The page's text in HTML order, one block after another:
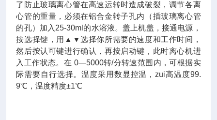
了防止玻璃离心管在高速运转时造成破裂，调节各离
心管的重量，必须在铝合金转子孔内（插玻璃离心管
的孔）加入25-30ml的水溶液。盖上机盖，接通电源，
按选择键，用▲ ▼选择你所需要的速度和工作时间，
然后按认可键进行确认，再按启动键，此时离心机进
入工作状态。在 0—5000转/分转速范围内，可根据实
际需要自行选择。温度采用数显控温，zui高温度99.
9℃，温度精度±1℃